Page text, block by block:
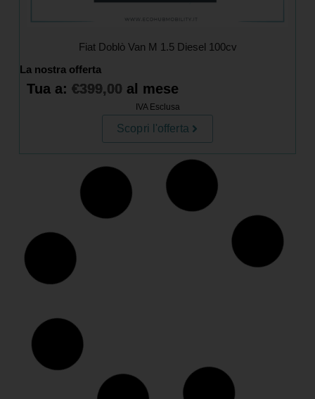
Fiat Doblò Van M 1.5 Diesel 100cv
La nostra offerta
Tua a: €399,00 al mese
IVA Esclusa
Scopri l'offerta